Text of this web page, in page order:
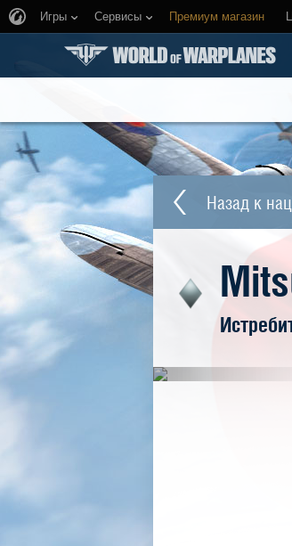
Игры Сервисы Премиум магазин
Назад к